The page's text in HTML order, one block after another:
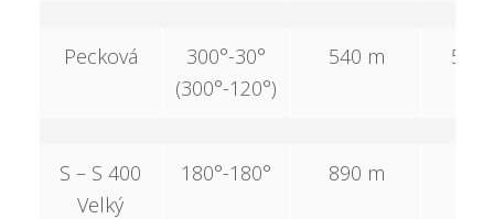
Pecková
300°-30°
(300°-120°)
540 m 540
S – S 400
Velký
180°-180° 890 m